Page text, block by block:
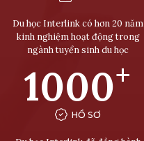
Du học Interlink có hơn 20 năm
kinh nghiệm hoạt động trong
ngành tuyển sinh du học
1000+
HỒ SƠ